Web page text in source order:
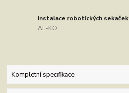
Instalace robotických sekaček
AL-KO
Kompletní specifikace